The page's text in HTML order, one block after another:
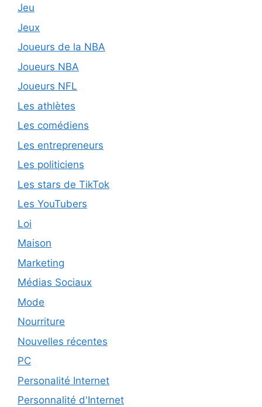
Jeu
Jeux
Joueurs de la NBA
Joueurs NBA
Joueurs NFL
Les athlètes
Les comédiens
Les entrepreneurs
Les politiciens
Les stars de TikTok
Les YouTubers
Loi
Maison
Marketing
Médias Sociaux
Mode
Nourriture
Nouvelles récentes
PC
Personalité Internet
Personnalité d'Internet